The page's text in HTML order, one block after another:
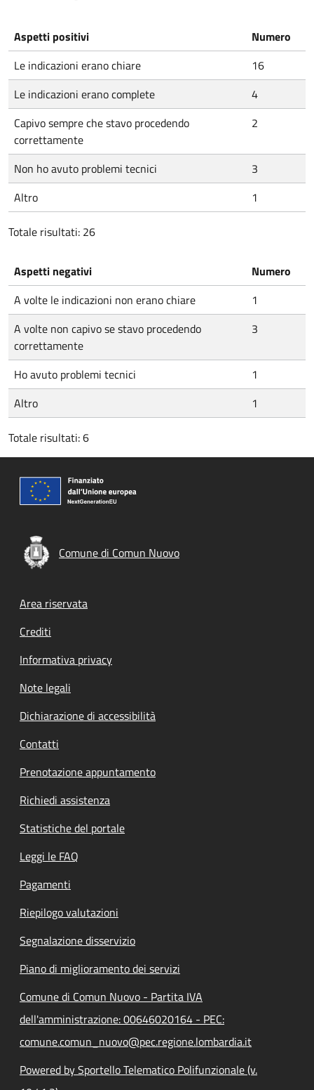
Aspetti positivi
Numero
Le indicazioni erano chiare
16
Le indicazioni erano complete
4
Capivo sempre che stavo procedendo
correttamente
2
Non ho avuto problemi tecnici
3
Altro
1
Totale risultati: 26
Aspetti negativi
Numero
A volte le indicazioni non erano chiare
1
A volte non capivo se stavo procedendo
correttamente
3
Ho avuto problemi tecnici
1
Altro
1
Totale risultati: 6
Comune di Comun Nuovo
Footer menu
Area riservata
Crediti
Informativa privacy
Note legali
Dichiarazione di accessibilità
Contatti
Prenotazione appuntamento
Richiedi assistenza
Statistiche del portale
Leggi le FAQ
Pagamenti
Riepilogo valutazioni
Segnalazione disservizio
Piano di miglioramento dei servizi
Comune di Comun Nuovo - Partita IVA
dell'amministrazione: 00646020164 - PEC:
comune.comun_nuovo@pec.regione.lombardia.it
Powered by Sportello Telematico Polifunzionale (v.